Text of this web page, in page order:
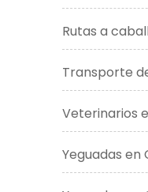
Rutas a
Transporte
Veterinarios
Yeguadas en